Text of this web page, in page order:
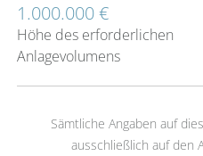
1.000.000 €
Höhe des erforderlichen
Anlagevolumens
Sämtliche Angaben auf
ausschließlich auf den